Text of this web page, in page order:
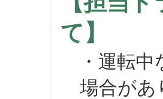
て】
・運転中
場合があ